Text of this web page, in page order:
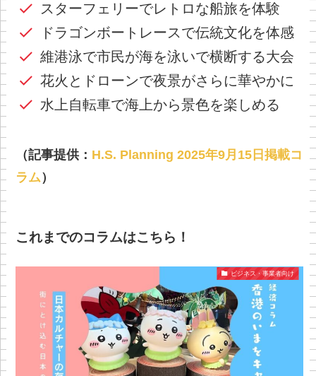
スターフェリーでレトロな船旅を体験
ドラゴンボートレースで伝統文化を体感
維港泳で市民が海を泳いで横断する大会
花火とドローンで夜景がさらに華やかに
水上自転車で海上から景色を楽しめる
（記事提供： H.S. Planning 2025年9月15日掲載コ
ラム）
これまでのコラムはこちら！
ビジネス・事業者向け